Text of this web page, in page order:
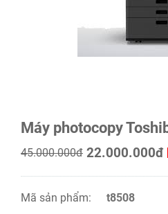
Máy photocopy
45.000.000đ 22.000.000đ
Mã sản phẩm:
t8508